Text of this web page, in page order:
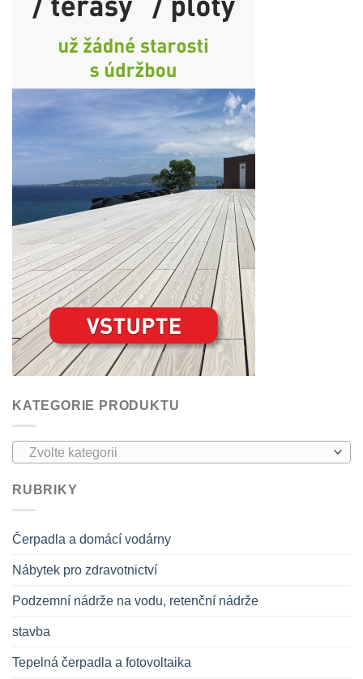
KATEGORIE PRODUKTU
Zvolte kategorii
RUBRIKY
Čerpadla a domácí vodárny
Nábytek pro zdravotnictví
Podzemní nádrže na vodu, retenční nádrže
stavba
Tepelná čerpadla a fotovoltaika